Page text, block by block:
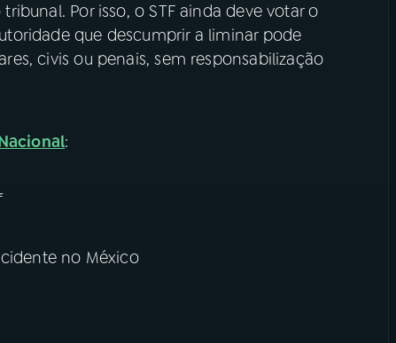
Por isso, o STF ainda deve votar o
que descumprir a liminar pode
civis ou penais, sem responsabilização
:
no México